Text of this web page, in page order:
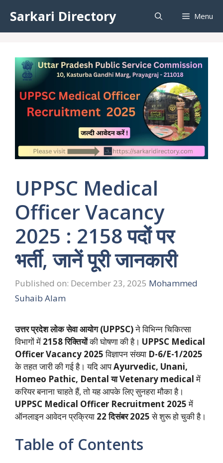
content
Sarkari Directory Menu
UPPSC Medical
Officer Vacancy
2025 : 2158 पदों पर
भर्ती, जानें पूरी जानकारी
Published on: December 23, 2025 Mohammed
Suhaib Alam
उत्तर प्रदेश लोक सेवा आयोग (UPPSC)ने विभिन्न चिकित्सा
विभागों में 2158 रिक्तियोंकी घोषणा की है। UPPSC Medical
Officer Vacancy 2025विज्ञापन संख्या D-6/E-1/2025
के तहत जारी की गई है। यदि आपAyurvedic, Unani,
Homeo Pathic, Dental या Vetenary medicalमें
करियर बनाना चाहते हैं, तो यह आपके लिए सुनहरा मौका है।
UPPSC Medical Officer Recruitment 2025में
ऑनलाइन आवेदन प्रक्रिया 22 दिसंबर 2025से शुरू हो चुकी है।
Table of Contents